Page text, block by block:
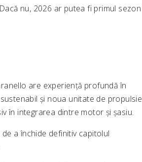
nu, 2026 ar putea fi primul sezon
are experiență profundă în
și noua unitate de propulsie
în integrarea dintre motor și șasiu.
a închide definitiv capitolul